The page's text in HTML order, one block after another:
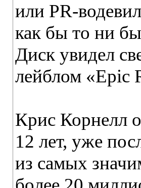
или PR-
как бы то ни
Диск увидел
лейблом «Epic
Крис Корнелл
12 лет, уже
из самых